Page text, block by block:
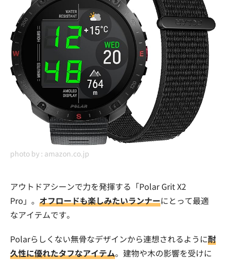
photo by : amazon.co.jp
アウトドアシーンで力を発揮する「Polar Grit X2
Pro」。 オフロードも楽しみたいランナーにとって最適
なアイテムです。
Polarらしくない無骨なデザインから連想されるように耐
久性に優れたタフなアイテム。建物や木の影響を受けに